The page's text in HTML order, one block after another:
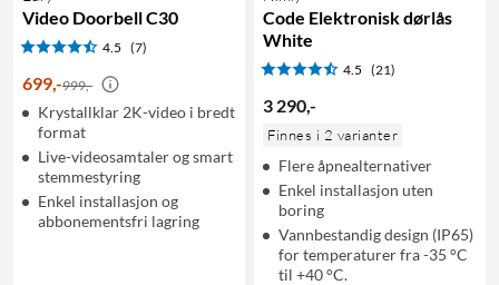
Video Doorbell C30
4.5 (7)
699,-999,-
Krystallklar 2K-video i bredt
format
Live-videosamtaler og smart
stemmestyring
Enkel installasjon og
abbonementsfri lagring
Code Elektronisk dørlås
White
4.5 (21)
3 290,-
Finnes i 2 varianter
Flere åpnealternativer
Enkel installasjon uten
boring
Vannbestandig design (IP65)
for temperaturer fra -35 °C
til +40 °C.